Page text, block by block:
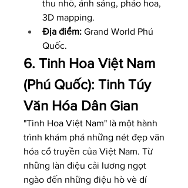
thu nhỏ, ánh sáng, pháo hoa,
3D mapping.
Địa điểm: Grand World Phú
Quốc.
6. Tinh Hoa Việt Nam
(Phú Quốc): Tinh Túy
Văn Hóa Dân Gian
"Tinh Hoa Việt Nam" là một hành
trình khám phá những nét đẹp văn
hóa cổ truyền của Việt Nam. Từ
những làn điệu cải lương ngọt
ngào đến những điệu hò vè dí